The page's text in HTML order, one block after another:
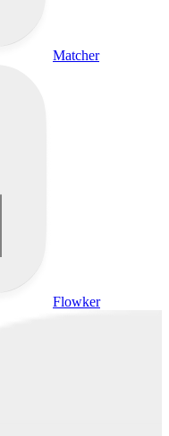
Matcher
Flowker